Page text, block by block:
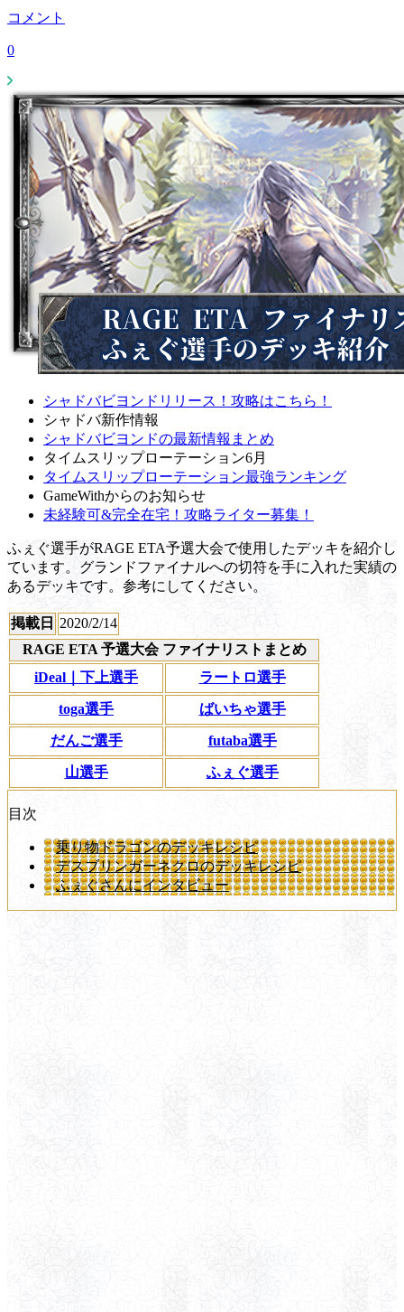
コメント
0
シャドバビヨンドリリース！攻略はこちら！
シャドバ新作情報
シャドバビヨンドの最新情報まとめ
タイムスリップローテーション6月
タイムスリップローテーション最強ランキング
GameWithからのお知らせ
未経験可&完全在宅！攻略ライター募集！
ふぇぐ選手がRAGE ETA予選大会で使用したデッキを紹介し
ています。グランドファイナルへの切符を手に入れた実績の
あるデッキです。参考にしてください。
掲載日
2020/2/14
RAGE ETA 予選大会 ファイナリストまとめ
iDeal｜下上選手
ラートロ選手
toga選手 ばいちゃ選手
だんご選手 futaba選手
山選手 ふぇぐ選手
目次
乗り物ドラゴンのデッキレシピ
デスブリンガーネクロのデッキレシピ
ふぇぐさんにインタビュー